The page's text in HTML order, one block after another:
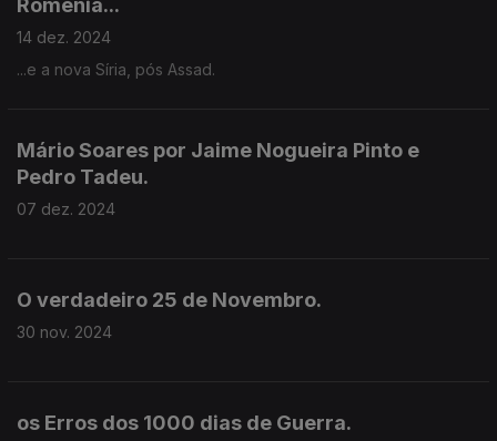
Roménia...
14 dez. 2024
...e a nova Síria, pós Assad.
Mário Soares por Jaime Nogueira Pinto e
Pedro Tadeu.
07 dez. 2024
O verdadeiro 25 de Novembro.
30 nov. 2024
os Erros dos 1000 dias de Guerra.